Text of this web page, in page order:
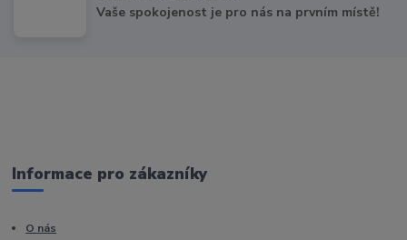
Vaše spokojenost je pro nás na prvním místě!
Informace pro zákazníky
O nás